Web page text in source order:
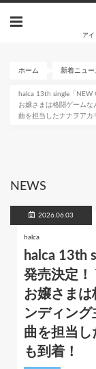
アイ
ホーム 新着ニュー
halca 13th single「
お嬢さまは格闘ゲーム
曲を担当したナナヲアカ
NEWS
2026.06.03
halca
halca 13th
発売決定！
お嬢さま
ンディン
曲を担当
も到着！